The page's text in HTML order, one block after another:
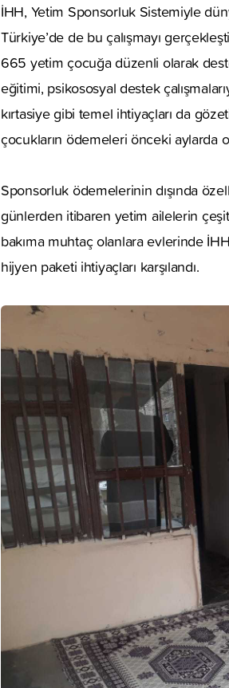
İHH, Yetim Sponsorluk Sistemiyle
Türkiye’de de bu çalışmayı
665 yetim çocuğa düzenli olarak
eğitimi, psikososyal destek
kırtasiye gibi temel ihtiyaçları da
çocukların ödemeleri önceki aylarda
Sponsorluk ödemelerinin dışında
günlerden itibaren yetim ailelerin
bakıma muhtaç olanlara evlerinde
hijyen paketi ihtiyaçları karşılandı.